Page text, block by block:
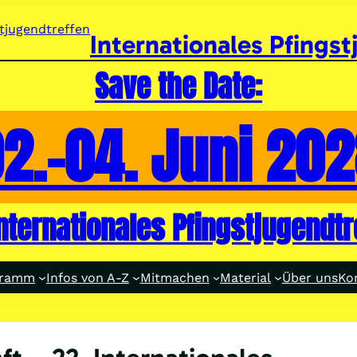
Internationales
Save the Date:
04. Juni
Infos von A-Z Mitmachen Material Über uns